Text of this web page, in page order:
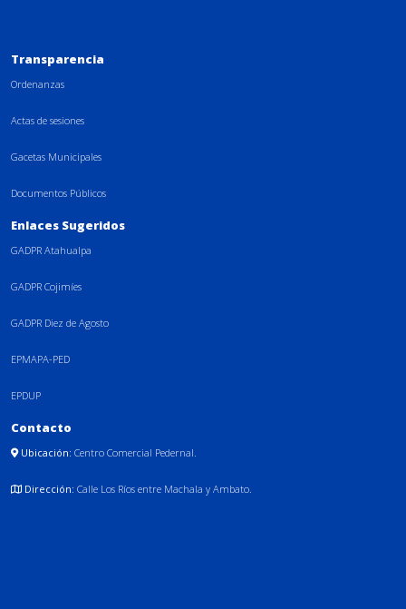
Transparencia
Ordenanzas
Actas de sesiones
Gacetas Municipales
Documentos Públicos
Enlaces Sugeridos
GADPR Atahualpa
GADPR Cojimíes
GADPR Diez de Agosto
EPMAPA-PED
EPDUP
Contacto
Ubicación: Centro Comercial Pedernal.
Dirección: Calle Los Ríos entre Machala y Ambato.